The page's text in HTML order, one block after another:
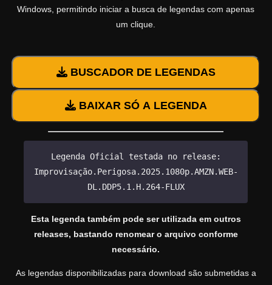
Windows, permitindo iniciar a busca de legendas com apenas
um clique.
BUSCADOR DE LEGENDAS
BAIXAR SÓ A LEGENDA
Legenda Oficial testada no release:
Improvisação.Perigosa.2025.1080p.AMZN.WEB-
DL.DDP5.1.H.264-FLUX
Esta legenda também pode ser utilizada em outros
releases, bastando renomear o arquivo conforme
necessário.
As legendas disponibilizadas para download são submetidas a